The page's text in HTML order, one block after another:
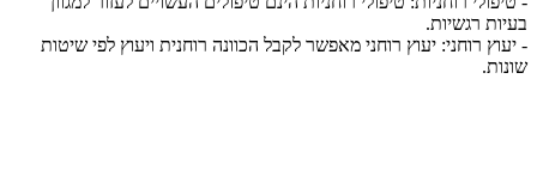
בעיות רגשיות.
- יעוץ רוחני: יעוץ רוחני מאפשר לקבל הכוונה רוחנית ויעוץ לפי שיטות
שונות.